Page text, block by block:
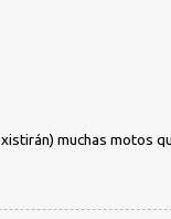
muchas motos